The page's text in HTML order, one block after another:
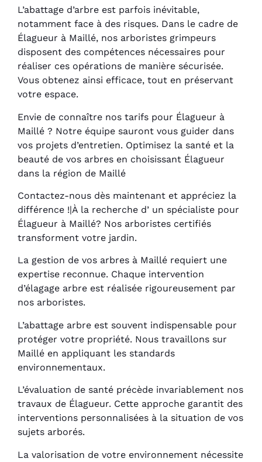
L’abattage d’arbre est parfois inévitable,
notamment face à des risques. Dans le cadre de
Élagueur à Maillé, nos arboristes grimpeurs
disposent des compétences nécessaires pour
réaliser ces opérations de manière sécurisée.
Vous obtenez ainsi efficace, tout en préservant
votre espace.
Envie de connaître nos tarifs pour Élagueur à
Maillé ? Notre équipe sauront vous guider dans
vos projets d’entretien. Optimisez la santé et la
beauté de vos arbres en choisissant Élagueur
dans la région de Maillé
Contactez-nous dès maintenant et appréciez la
différence !|À la recherche d’ un spécialiste pour
Élagueur à Maillé? Nos arboristes certifiés
transforment votre jardin.
La gestion de vos arbres à Maillé requiert une
expertise reconnue. Chaque intervention
d’élagage arbre est réalisée rigoureusement par
nos arboristes.
L’abattage arbre est souvent indispensable pour
protéger votre propriété. Nous travaillons sur
Maillé en appliquant les standards
environnementaux.
L’évaluation de santé précède invariablement nos
travaux de Élagueur. Cette approche garantit des
interventions personnalisées à la situation de vos
sujets arborés.
La valorisation de votre environnement nécessite